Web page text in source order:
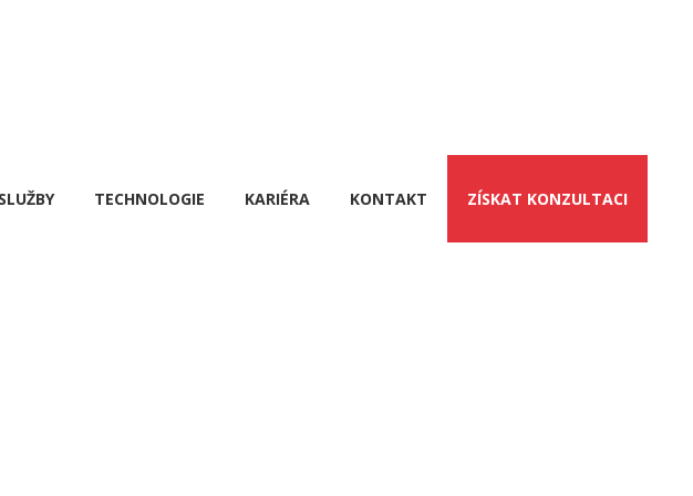
SLUŽBY TECHNOLOGIE KARIÉRA KONTAKT ZÍSKAT KONZULTACI